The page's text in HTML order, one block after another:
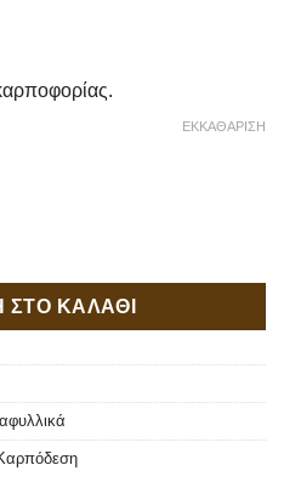
€
ΕΚΚΑΘΆΡΙΣΗ
ποσότητα
ΚΑΛΑΘΙ